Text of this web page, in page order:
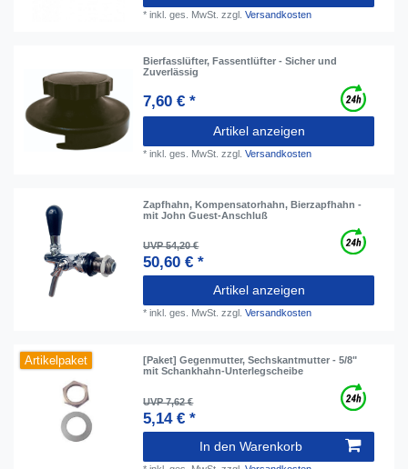
*inkl. ges. MwSt. zzgl.Versandkosten
Bierfasslüfter, Fassentlüfter - Sicher und
Zuverlässig
7,60 € *
Artikel anzeigen
*inkl. ges. MwSt. zzgl.Versandkosten
Zapfhahn, Kompensatorhahn, Bierzapfhahn -
mit John Guest-Anschluß
UVP 54,20 €
50,60 € *
Artikel anzeigen
*inkl. ges. MwSt. zzgl.Versandkosten
Artikelpaket
[Paket] Gegenmutter, Sechskantmutter - 5/8"
mit Schankhahn-Unterlegscheibe
UVP 7,62 €
5,14 € *
In den Warenkorb